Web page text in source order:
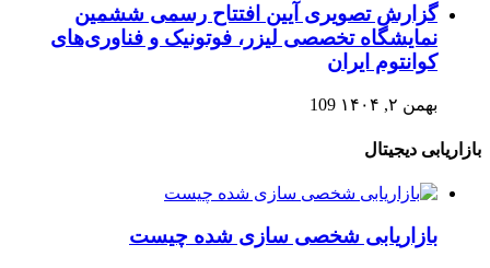
گزارش تصویری آیین افتتاح رسمی ششمین
نمایشگاه تخصصی لیزر، فوتونیک و فناوری‌های
کوانتوم ایران
بهمن ۲, ۱۴۰۴ 109
بازاریابی دیجیتال
بازاریابی شخصی سازی شده چیست